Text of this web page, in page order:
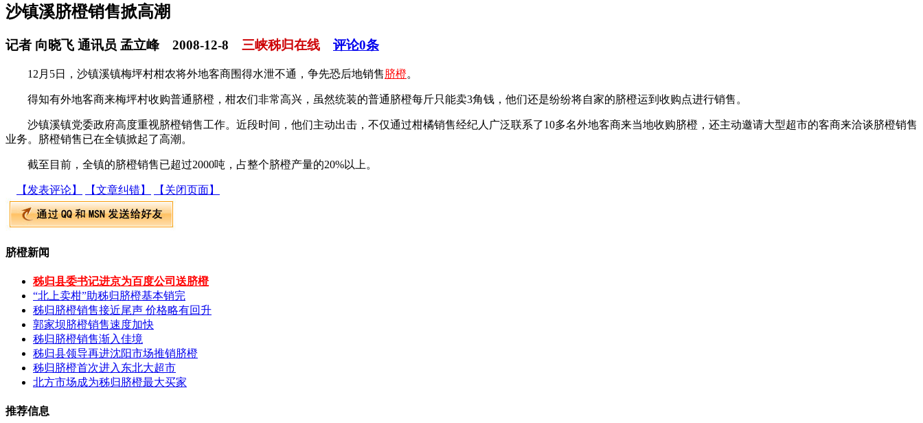
沙镇溪脐橙销售掀高潮
记者 向晓飞 通讯员 孟立峰 2008-12-8 三峡秭归在线 评论0条
12月5日，沙镇溪镇梅坪村柑农将外地客商围得水泄不通，争先恐后地销售脐橙。
得知有外地客商来梅坪村收购普通脐橙，柑农们非常高兴，虽然统装的普通脐橙每斤只能卖3角钱，他们还是纷纷将自家的脐橙运到收购点进行销售。
沙镇溪镇党委政府高度重视脐橙销售工作。近段时间，他们主动出击，不仅通过柑橘销售经纪人广泛联系了10多名外地客商来当地收购脐橙，还主动邀请大型超市的客商来洽谈脐橙销售
业务。脐橙销售已在全镇掀起了高潮。
截至目前，全镇的脐橙销售已超过2000吨，占整个脐橙产量的20%以上。
【发表评论】 【文章纠错】 【关闭页面】
脐橙新闻
秭归县委书记进京为百度公司送脐橙
“北上卖柑”助秭归脐橙基本销完
秭归脐橙销售接近尾声 价格略有回升
郭家坝脐橙销售速度加快
秭归脐橙销售渐入佳境
秭归县领导再进沈阳市场推销脐橙
秭归脐橙首次进入东北大超市
北方市场成为秭归脐橙最大买家
推荐信息